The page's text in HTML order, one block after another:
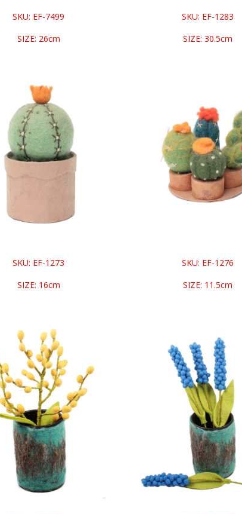
SKU: EF-7499
SIZE: 26cm
SKU: EF-1283
SIZE: 30.5cm
SKU: EF-1273
SIZE: 16cm
SKU: EF-1276
SIZE: 11.5cm